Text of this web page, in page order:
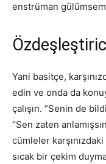
enstrüman
Yani basitçe,
edin ve onda da
çalışın. “Senin de
“Sen zaten
cümleler
sıcak bir çekim